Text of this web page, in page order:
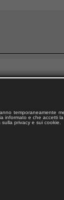
e Movimento 5
temporaneamente
informato e che accetti
privacy e sui cookie.